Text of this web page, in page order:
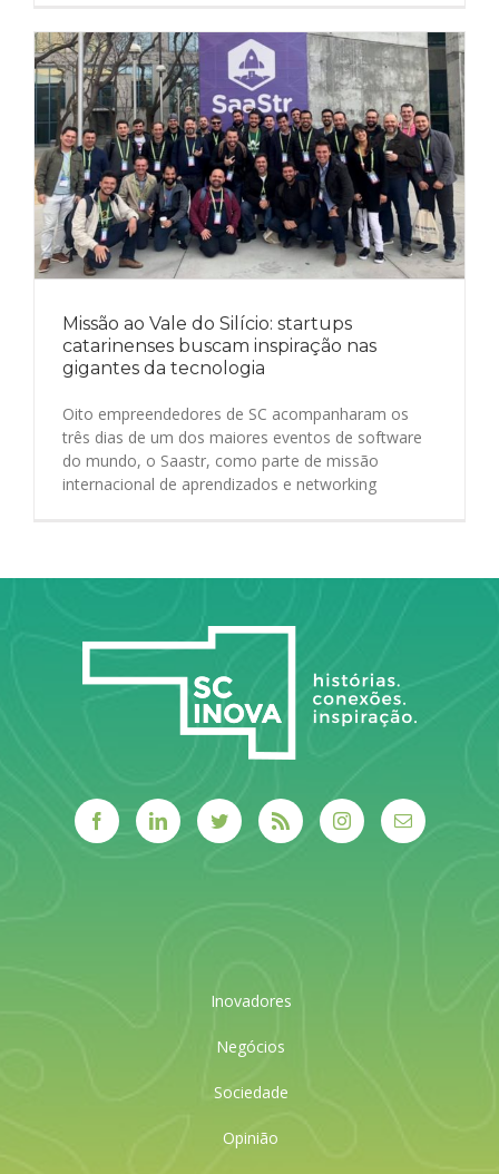
Missão ao Vale do Silício: startups
catarinenses buscam inspiração nas
gigantes da tecnologia
Oito empreendedores de SC acompanharam os
três dias de um dos maiores eventos de software
do mundo, o Saastr, como parte de missão
internacional de aprendizados e networking
Inovadores
Negócios
Sociedade
Opinião